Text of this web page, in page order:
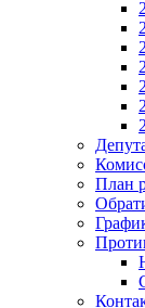
План